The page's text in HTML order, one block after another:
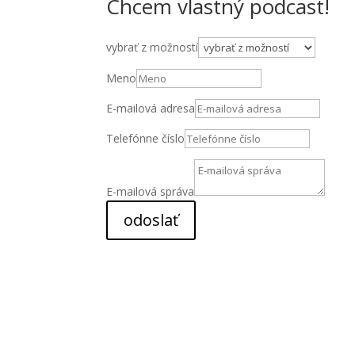
Chcem vlastný podcast!
vybrať z možností
Meno
E-mailová adresa
Telefónne číslo
E-mailová správa
odoslať